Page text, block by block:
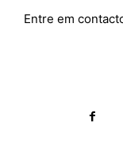
Entre em